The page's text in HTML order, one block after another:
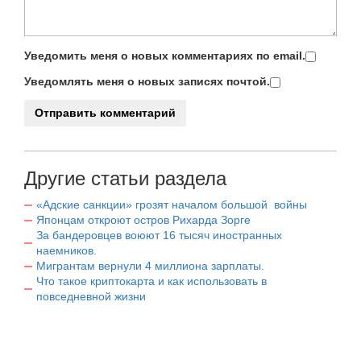
Уведомить меня о новых комментариях по email.
Уведомлять меня о новых записях почтой.
Другие статьи раздела
«Адские санкции» грозят началом большой войны
Японцам откроют остров Рихарда Зорге
За бандеровцев воюют 16 тысяч иностранных
наемников.
Мигрантам вернули 4 миллиона зарплаты.
Что такое криптокарта и как использовать в
повседневной жизни